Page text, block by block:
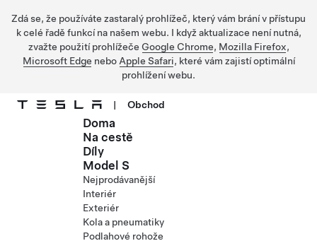
Zdá se, že používáte zastaralý prohlížeč, který vám brání v přístupu
k celé řadě funkcí na našem webu. I když aktualizace není nutná,
zvažte použití prohlížeče Google Chrome, Mozilla Firefox,
Microsoft Edge nebo Apple Safari, které vám zajistí optimální
prohlížení webu.
Přejít na hlavní obsah
| Obchod
Doma
Na cestě
Díly
Model S
Nejprodávanější
Interiér
Exteriér
Kola a pneumatiky
Podlahové rohože